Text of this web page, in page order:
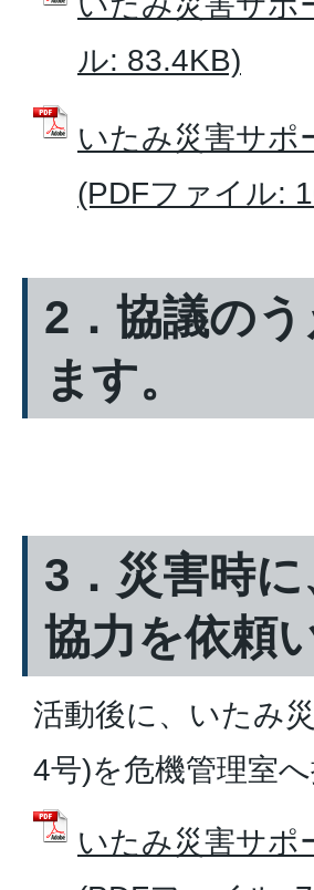
ル: 83.4KB)
いたみ災害サポ
(PDFファイル:
2．協議の
ます。
3．災害時
協力を依頼
活動後に、いたみ
4号)を危機管理室
いたみ災害サポ